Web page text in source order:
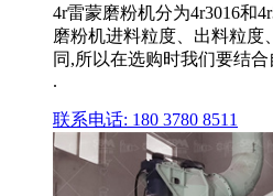
4r雷蒙磨粉机分为4r3016和
磨粉机进料粒度、出料粒度
同,所以在选购时我们要结
.
联系电话: 180 3780 8511